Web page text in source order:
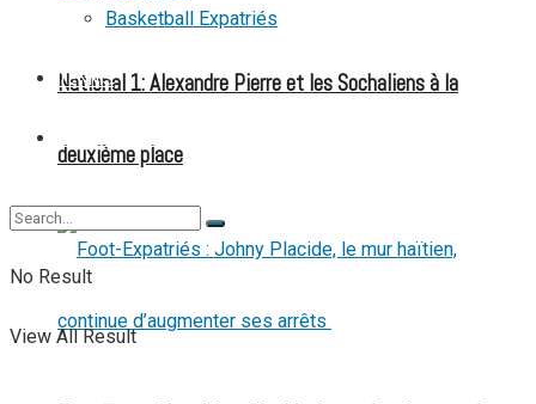
National 1: Alexandre Pierre et les Sochaliens à la
deuxième place
Basketball Expatriés
TENNIS
No Result
View All Result